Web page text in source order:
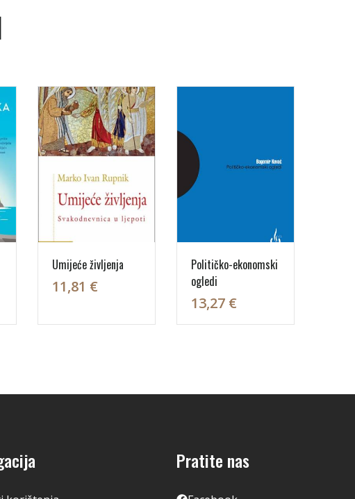
Umijeće življenja
11,81 €
Političko-ekonomski
ogledi
13,27 €
Pratite nas